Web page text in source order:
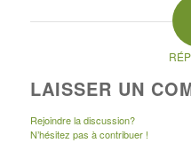
LAISSER UN
Rejoindre la discussion?
N’hésitez pas à contribuer !